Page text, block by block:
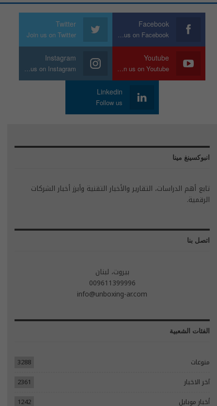
Facebook
Join us on Facebook
Twitter
Join us on Twitter
Youtube
Join us on Youtube
Instagram
Join us on Instagram
Linkedin
Follow us
انبوكسينغ مينا
تابع أهم الدراسات، التقارير والأخبار التقنية وأبرز أخبار الشركات
الرقمية.
اتصل بنا
بيروت، لبنان
009611399996
info@unboxing-ar.com
الفئات الشعبية
منوعات
3288
آخر الاخبار
2361
أخبار موبايل
1242